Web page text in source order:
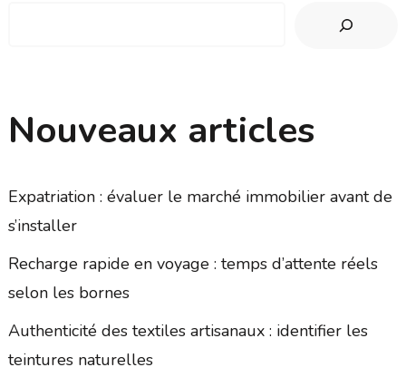
Nouveaux articles
Expatriation : évaluer le marché immobilier avant de
s’installer
Recharge rapide en voyage : temps d’attente réels
selon les bornes
Authenticité des textiles artisanaux : identifier les
teintures naturelles